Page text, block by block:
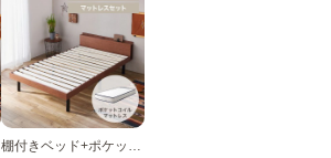
棚付きベッド+ポケット